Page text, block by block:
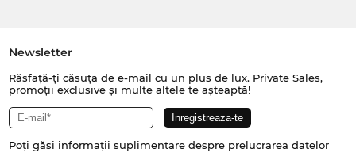
Newsletter
Răsfață-ți căsuța de e-mail cu un plus de lux. Private Sales,
promoții exclusive și multe altele te așteaptă!
Poți găsi informații suplimentare despre prelucrarea datelor